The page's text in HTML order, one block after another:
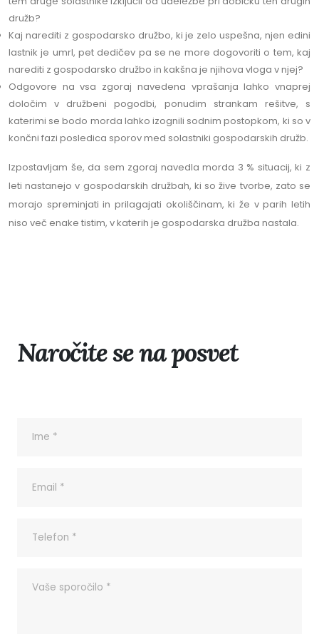
družb?
Kaj narediti z gospodarsko družbo, ki je zelo uspešna, njen edini
lastnik je umrl, pet dedičev pa se ne more dogovoriti o tem, kaj
narediti z gospodarsko družbo in kakšna je njihova vloga v njej?
Odgovore na vsa zgoraj navedena vprašanja lahko vnaprej
določim v družbeni pogodbi, ponudim strankam rešitve, s
katerimi se bodo morda lahko izognili sodnim postopkom, ki so v
končni fazi posledica sporov med solastniki gospodarskih družb.
Izpostavljam še, da sem zgoraj navedla morda 3 % situacij, ki z
leti nastanejo v gospodarskih družbah, ki so žive tvorbe, zato se
morajo spreminjati in prilagajati okoliščinam, ki že v parih letih
niso več enake tistim, v katerih je gospodarska družba nastala.
Naročite se na posvet